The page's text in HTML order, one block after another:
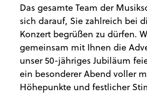
Das gesamte Team der
sich darauf, Sie zahlreich bei
Konzert begrüßen zu dürfen.
gemeinsam mit Ihnen die
unser 50-jähriges Jubiläum
ein besonderer Abend voller
Höhepunkte und festlicher